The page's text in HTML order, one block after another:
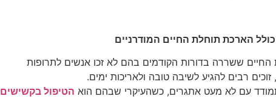
הארכת תוחלת החיים המודרניים
בכ- 20 שנים מתוחלת החיים ששררה בדורות הקודמים בהם לא זכו אנשים לתרופות
רבים להגיע לשיבה טובה ולאריכות ימים.
עם לא מעט אתגרים, כשהעיקרי שבהם הוא הטיפול בקשישים